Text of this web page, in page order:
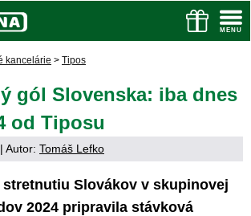
kancelárie > Tipos
gól Slovenska: iba dnes
od Tiposu
| Autor: Tomáš Lefko
Slovákov v skupinovej
2024 pripravila stávková